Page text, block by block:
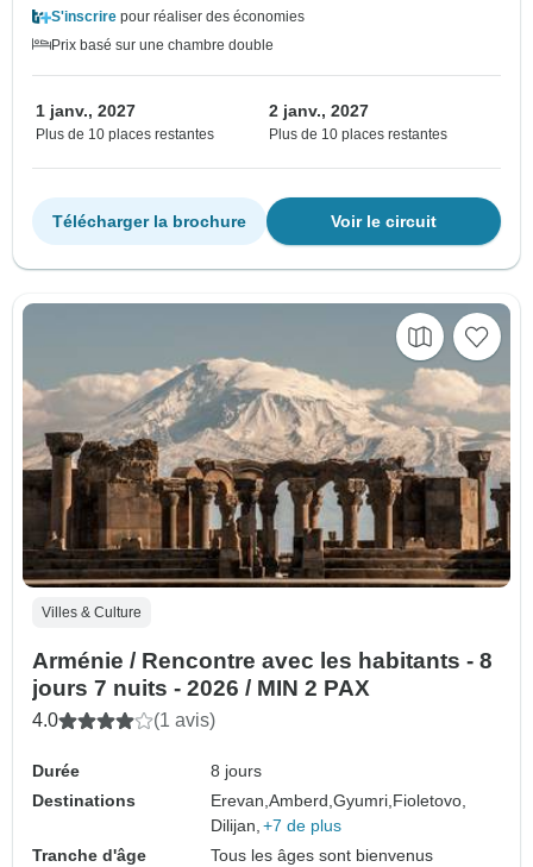
S'inscrire pour réaliser des économies
Prix basé sur une chambre double
1 janv., 2027
Plus de 10 places restantes
2 janv., 2027
Plus de 10 places restantes
Voir le circuit
Télécharger la brochure
Villes & Culture
Arménie / Rencontre avec les habitants - 8
jours 7 nuits - 2026 / MIN 2 PAX
4.0 (1 avis)
Durée
8 jours
Destinations
Erevan,Amberd,Gyumri,Fioletovo,
Dilijan, +7 de plus
Tranche d'âge
Tous les âges sont bienvenus